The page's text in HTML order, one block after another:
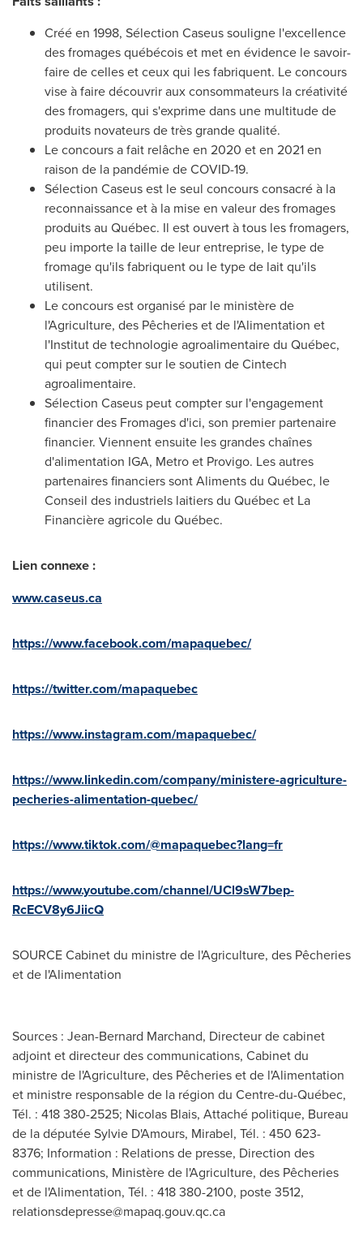
Créé en 1998, Sélection Caseus souligne l'excellence
des fromages québécois et met en évidence le savoir-
faire de celles et ceux qui les fabriquent. Le concours
vise à faire découvrir aux consommateurs la créativité
des fromagers, qui s'exprime dans une multitude de
produits novateurs de très grande qualité.
Le concours a fait relâche en 2020 eten 2021 en
raison de la pandémie de COVID-19.
Sélection Caseus est le seul concours consacré à la
reconnaissance et à la mise en valeur des fromages
produits au Québec. Il est ouvert à tous les fromagers,
peu importe la taille de leur entreprise, le type de
fromage qu'ils fabriquent ou le type de lait qu'ils
utilisent.
Le concours est organisé par le ministère de
l'Agriculture, des Pêcheries et de l'Alimentation et
l'Institut de technologie agroalimentaire du Québec,
qui peut compter sur le soutien de Cintech
agroalimentaire.
Sélection Caseus peut compter sur l'engagement
financier des Fromages d'ici, son premier partenaire
financier. Viennent ensuite les grandes chaînes
d'alimentation IGA, Metro et Provigo. Les autres
partenaires financiers sont Aliments du Québec, le
Conseil des industriels laitiers du Québec et La
Financière agricole du Québec.
Lien connexe :
www.caseus.ca
https://www.facebook.com/mapaquebec/
https://twitter.com/mapaquebec
https://www.instagram.com/mapaquebec/
https://www.linkedin.com/company/ministere-agriculture-
pecheries-alimentation-quebec/
https://www.tiktok.com/@mapaquebec?lang=fr
https://www.youtube.com/channel/UCl9sW7bep-
RcECV8y6JiicQ
SOURCE Cabinet du ministre de l'Agriculture, des Pêcheries
et de l'Alimentation
Sources : Jean-Bernard Marchand, Directeur de cabinet
adjoint et directeur des communications, Cabinet du
ministre de l'Agriculture, des Pêcheries et de l'Alimentation
et ministre responsable de la région du Centre-du-Québec,
Tél. : 418 380-2525; Nicolas Blais, Attaché politique, Bureau
de la députée Sylvie D'Amours, Mirabel, Tél. : 450 623-
8376; Information : Relations de presse, Direction des
communications, Ministère de l'Agriculture, des Pêcheries
et de l'Alimentation, Tél. : 418 380-2100, poste 3512,
relationsdepresse@mapaq.gouv.qc.ca